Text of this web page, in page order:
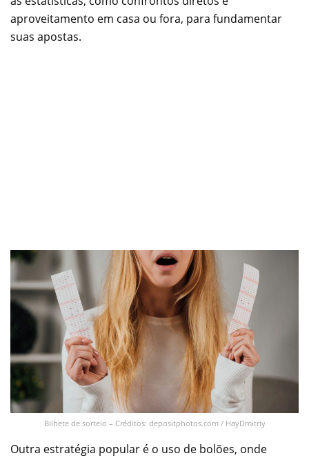
aproveitamento em casa ou fora, para fundamentar
suas apostas.
Bilhete de sorteio – Créditos: depositphotos.com / HayDmitriy
Outra estratégia popular é o uso de bolões, onde